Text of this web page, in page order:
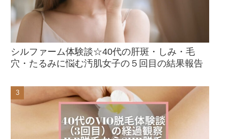
シルファーム体験談☆40代の肝斑・しみ・毛
穴・たるみに悩む汚肌女子の５回目の結果報告